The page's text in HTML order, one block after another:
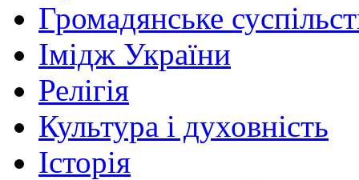
Громадянське
Імідж України
Релігія
Культура і духовність
Історія